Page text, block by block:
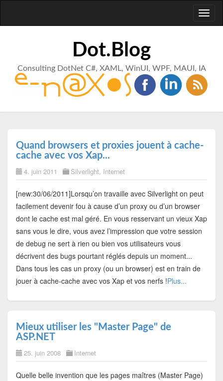
Dot.Blog
Consulting DotNet C#, XAML, WinUI, WPF, MAUI, IA
Quand browsers et proxies jouent à cache-
cache avec vos Xap...
4. juin 2011 Silverlight, Internet
[new:30/06/2011]Lorsqu’on travaille avec Silverlight on peut
facilement devenir fou à cause d’un proxy ou d’un browser
dont le cache est mal géré. En vous resservant un vieux Xap
sans vous le dire, vous avez l’impression que votre session
de debug ne sert à rien ou bien vos utilisateurs vous
décrivent des bugs pourtant réglés depuis un moment...
Dans tous les cas un proxy (ou un browser) est en train de
jouer à cache-cache avec vos Xap et vos nerfs !Plus...
Mieux utiliser les "Master Page" de
ASP.NET
25. juin 2008 Internet
Quelle belle invention que les pages maîtres (Master Page)